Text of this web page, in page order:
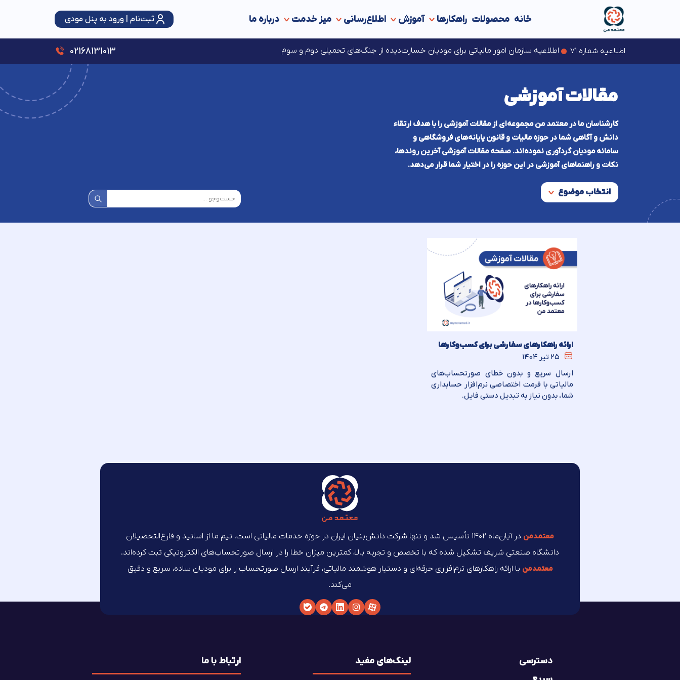
خانه محصولات راهکارها آموزش اطلاع‌رسانی میز خدمت درباره ما ثبت‌نام | ورود به پنل مودی
اخبار سازمان امور مالیاتی
اخبار سازمان امور مالیاتی تمدید مهلت ارایه اظهارنامه‌های مالیاتی در انتظار مجوز مراجع قانونی ذی‌‏صلاح اطلاعیه شماره ۷۱ اطلاعیه سازمان امور مالیاتی برای مودیان خسارت‌دیده از جنگ‌های تحمیلی دوم و سوم 02168131013
مقالات آموزشی
کارشناسان ما در معتمد من مجموعه‌ای از مقالات آموزشی را با هدف ارتقاء
دانش و آگاهی شما در حوزه مالیات و قانون پایانه‌های فروشگاهی و
سامانه مودیان گردآوری نموده‌اند. صفحه مقالات آموزشی آخرین روند‌ها،
نکات و راهنماهای آموزشی در این حوزه را در اختیار شما قرار می‌دهد.
انتخاب موضوع
ارائه راهکارهای سفارشی برای کسب‌وکارها
۲۵ تیر ۱۴۰۴
ارسال سریع و بدون خطای صورتحساب‌های
مالیاتی با فرمت اختصاصی نرم‌افزار حسابداری
شما، بدون نیاز به تبدیل دستی فایل.
معتمد‌من
در آبان‌ماه ۱۴۰۲ تأسیس شد و تنها شرکت دانش‌بنیان ایران در حوزه خدمات مالیاتی است. تیم ما از اساتید و فارغ‌التحصیلان
دانشگاه صنعتی شریف تشکیل شده که با تخصص و تجربه بالا، کمترین میزان خطا را در ارسال صورتحساب‌های الکترونیکی ثبت کرده‌اند.
معتمد‌من با ارائه راهکارهای نرم‌افزاری حرفه‌ای و دستیار هوشمند مالیاتی، فرآیند ارسال صورتحساب را برای مودیان ساده، سریع و دقیق
می‌کند.
ارتباط با ما لینک‌های مفید
دسترسی